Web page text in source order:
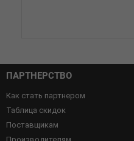
ПАРТНЕРСТВО
Как стать партнером
Таблица скидок
Поставщикам